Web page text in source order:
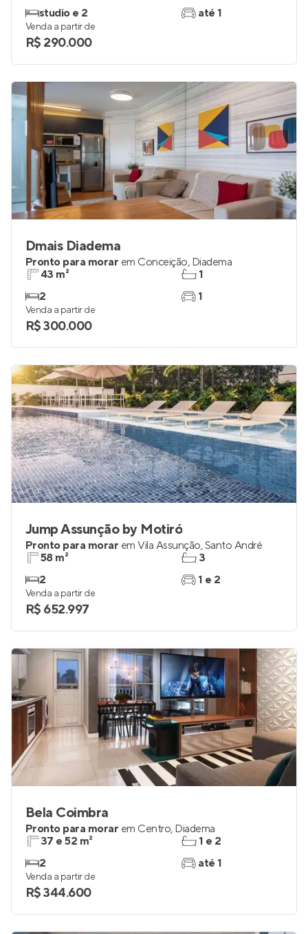
studio e 2
até 1
Venda a partir de
R$ 290.000
Dmais Diadema
Pronto para morar em Conceição, Diadema
43 m²
2
1
1
Venda a partir de
R$ 300.000
Jump Assunção by Motiró
Pronto para morar em Vila Assunção,Santo André
58 m²
2
3
1 e 2
Venda a partir de
R$ 652.997
Bela Coimbra
Pronto para morar em Centro, Diadema
37 e 52 m²
2
1 e 2
até 1
Venda a partir de
R$ 344.600